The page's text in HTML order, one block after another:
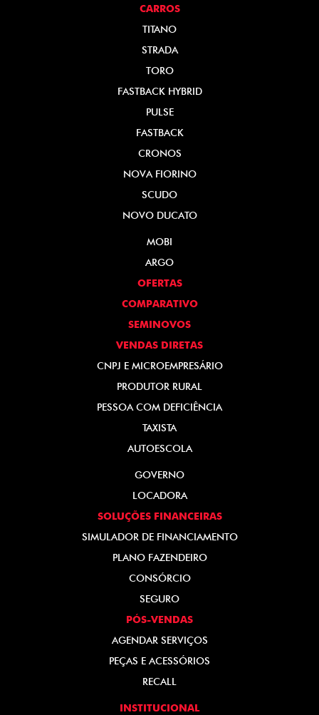
CARROS
TITANO
STRADA
TORO
FASTBACK HYBRID
PULSE
FASTBACK
CRONOS
NOVA FIORINO
SCUDO
NOVO DUCATO
MOBI
ARGO
OFERTAS
COMPARATIVO
SEMINOVOS
VENDAS DIRETAS
CNPJ E MICROEMPRESÁRIO
PRODUTOR RURAL
PESSOA COM DEFICIÊNCIA
TAXISTA
AUTOESCOLA
GOVERNO
LOCADORA
SOLUÇÕES FINANCEIRAS
SIMULADOR DE FINANCIAMENTO
PLANO FAZENDEIRO
CONSÓRCIO
SEGURO
PÓS-VENDAS
AGENDAR SERVIÇOS
PEÇAS E ACESSÓRIOS
RECALL
INSTITUCIONAL